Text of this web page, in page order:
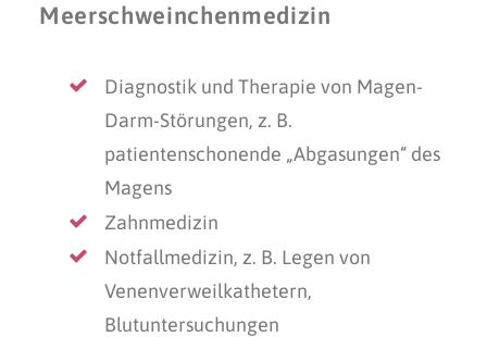
Meerschweinchenmedizin
Diagnostik und Therapie von Magen-
Darm-Störungen, z. B.
patientenschonende „Abgasungen“ des
Magens
Zahnmedizin
Notfallmedizin, z. B. Legen von
Venenverweilkathetern,
Blutuntersuchungen